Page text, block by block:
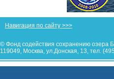
Навигация по сайту >>>
© Фонд содействия сохранению озера
119049, Москва, ул.Донская, 13, тел.